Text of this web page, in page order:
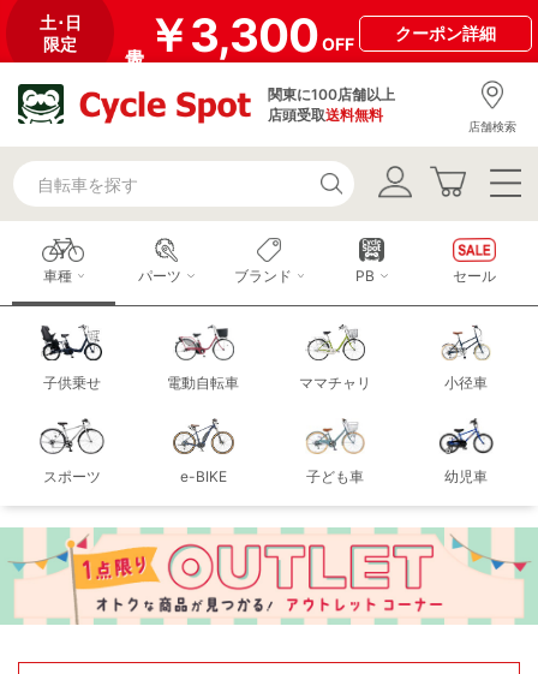
土･日
限定
￥3,300OFF
クーポン詳細
関東に100店舗以上
店頭受取送料無料
店舗検索
車種
子供乗せ 電動自転車 ママチャリ 小径車
スポーツ e-BIKE 子ども車 幼児車
パーツ ブランド PB セール